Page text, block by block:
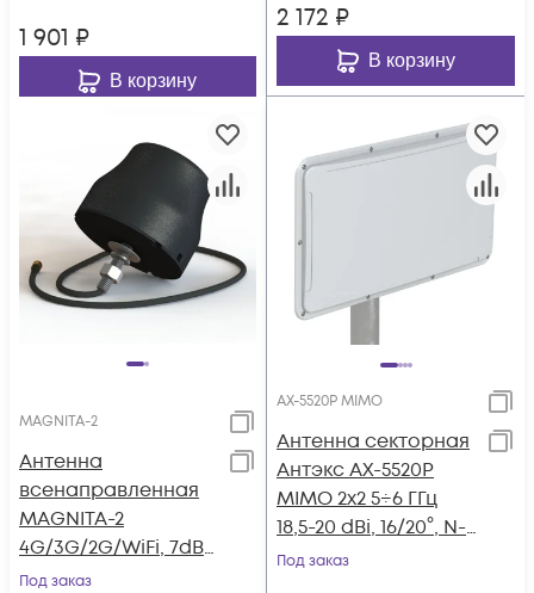
1 901 ₽
В корзину
2 172 ₽
В корзину
MAGNITA-2
Антенна
всенаправленная
MAGNITA-2
4G/3G/2G/WiFi, 7dBi,
SMA-male/2м
Под заказ
AX-5520P MIMO
Антенна секторная
Антэкс AX-5520P
MIMO 2х2 5÷6 ГГц
18,5-20 dBi, 16/20°, N-
female
Под заказ